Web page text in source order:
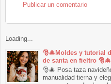
Publicar un comentario
Loading...
🎅🎄Moldes y tutorial
de santa en fieltro 🎅🎄
🎅🎄 Posa taza
manualidad tierna y